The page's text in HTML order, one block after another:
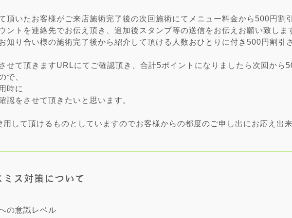
頂いたお客様がご来店施術完了後の次回施術にてメニュー料金から500円割
ントを連絡先でお伝え頂き、追加後スタンプ等の送信をお伝えお願い致しま
知り合い様の施術完了後から紹介して頂ける人数おひとりに付き500円割引
せて頂きますURLにてご確認頂き、合計5ポイントになりましたら次回から
で、
時に
認をさせて頂きたいと思います。
用して頂けるものとしていますのでお客様からの都度のご申し出にお応え出
ス対策について
の意識レベル